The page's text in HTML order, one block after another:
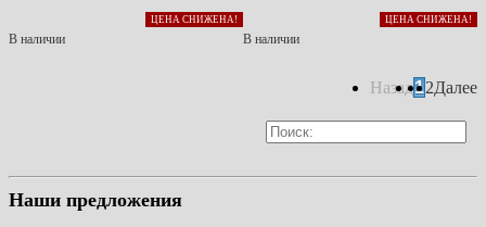
ЦЕНА СНИЖЕНА!
В наличии
ЦЕНА СНИЖЕНА!
В наличии
Назад12Далее
Наши предложения